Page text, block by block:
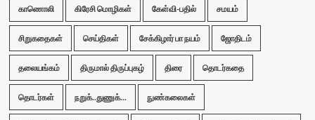
காணொலி கிரேசி மொழிகள் கேள்வி-பதில் சமயம்
சிறுகதைகள் செய்திகள் சேக்கிழார் பா நயம் ஜோதிடம்
தலையங்கம் திருமால் திருப்புகழ் திரை தொடர்கதை
தொடர்கள் நறுக்..துணுக்... நுண்கலைகள்